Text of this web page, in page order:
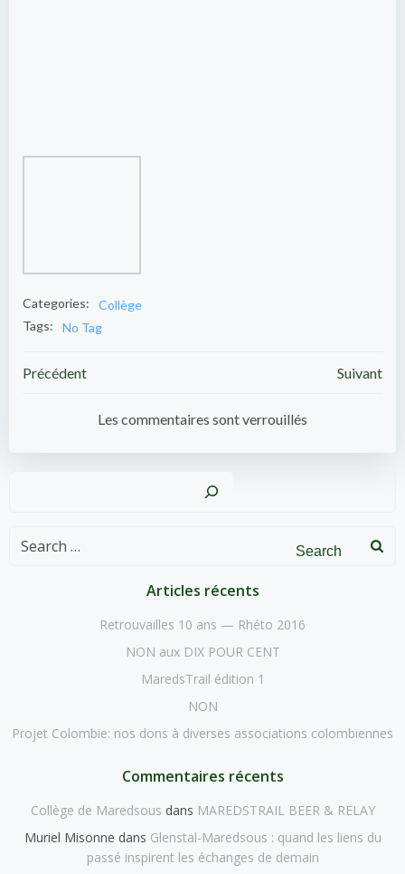
Categories:
Collège
Tags:
No Tag
Post
navigation
Précédent
navigation
Suivant
Les commentaires sont verrouillés
Search
Articles récents
Retrouvailles 10 ans — Rhéto 2016
NON aux DIX POUR CENT
MaredsTrail édition 1
NON
Projet Colombie: nos dons à diverses associations colombiennes
Commentaires récents
Collège de Maredsous dans MAREDSTRAIL BEER & RELAY
Muriel Misonne dans Glenstal-Maredsous : quand les liens du
passé inspirent les échanges de demain